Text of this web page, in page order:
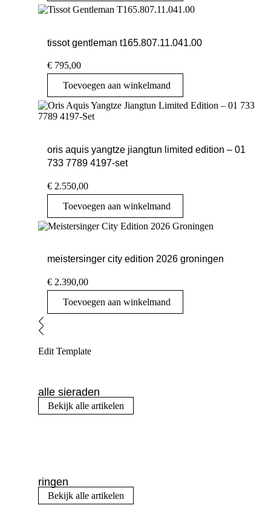
tissot gentleman t165.807.11.041.00
€ 795,00
Toevoegen aan winkelmand
oris aquis yangtze jiangtun limited edition – 01
733 7789 4197-set
€ 2.550,00
Toevoegen aan winkelmand
meistersinger city edition 2026 groningen
€ 2.390,00
Toevoegen aan winkelmand
Edit Template
alle sieraden
Bekijk alle artikelen
ringen
Bekijk alle artikelen